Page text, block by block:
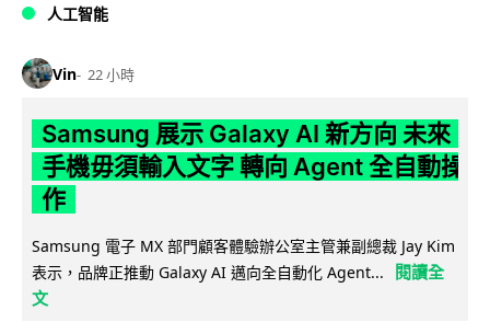
人工智能
Vin 22 小時
Samsung 展示 Galaxy AI 新方向 未來
手機毋須輸入文字 轉向 Agent 全自動操
作
Samsung 電子 MX 部門顧客體驗辦公室主管兼副總裁 Jay Kim
表示，品牌正推動 Galaxy AI 邁向全自動化 Agent...
閱讀全
文